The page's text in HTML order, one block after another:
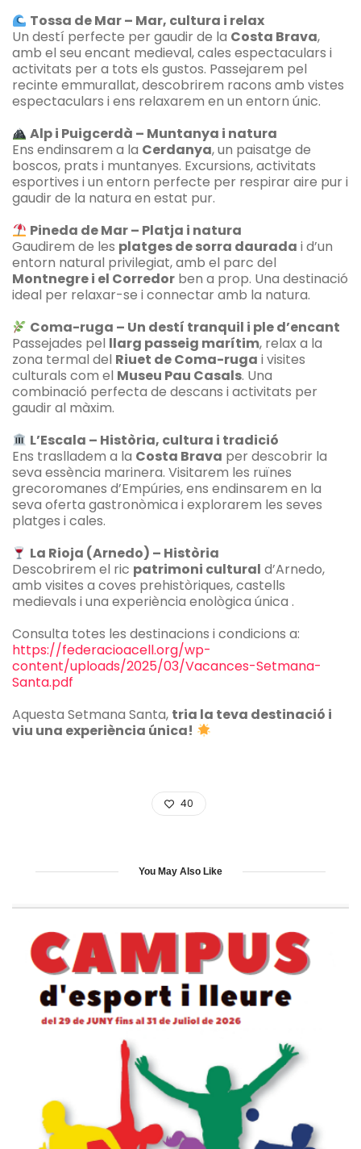
Tossa de Mar – Mar, cultura i relax
Un destí perfecte per gaudir de la Costa Brava,
amb el seu encant medieval, cales espectaculars i
activitats per a tots els gustos. Passejarem pel
recinte emmurallat, descobrirem racons amb vistes
espectaculars i ens relaxarem en un entorn únic.
Alp i Puigcerdà – Muntanya i natura
Ens endinsarem a la Cerdanya, un paisatge de
boscos, prats i muntanyes. Excursions, activitats
esportives i un entorn perfecte per respirar aire pur i
gaudir de la natura en estat pur.
Pineda de Mar – Platja i natura
Gaudirem de les platges de sorra daurada i d’un
entorn natural privilegiat, amb el parc del
Montnegre i el Corredor ben a prop. Una destinació
ideal per relaxar-se i connectar amb la natura.
Coma-ruga – Un destí tranquil i ple d’encant
Passejades pel llarg passeig marítim, relax a la
zona termal del Riuet de Coma-ruga i visites
culturals com el Museu Pau Casals. Una
combinació perfecta de descans i activitats per
gaudir al màxim.
L’Escala – Història, cultura i tradició
Ens traslladem a la Costa Brava per descobrir la
seva essència marinera. Visitarem les ruïnes
grecoromanes d’Empúries, ens endinsarem en la
seva oferta gastronòmica i explorarem les seves
platges i cales.
La Rioja (Arnedo) – Història
Descobrirem el ric patrimoni cultural d’Arnedo,
amb visites a coves prehistòriques, castells
medievals i una experiència enològica única .
Consulta totes les destinacions i condicions a:
https://federacioacell.org/wp-
content/uploads/2025/03/Vacances-Setmana-
Santa.pdf
Aquesta Setmana Santa, tria la teva destinació i
viu una experiència única!
40
You May Also Like